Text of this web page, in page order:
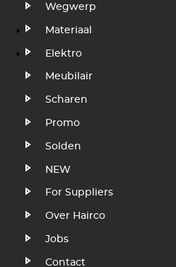
Wegwerp
Materiaal
Elektro
Meubilair
Scharen
Promo
Solden
NEW
VoetFor Suppliers
Over Hairco
Jobs
Contact